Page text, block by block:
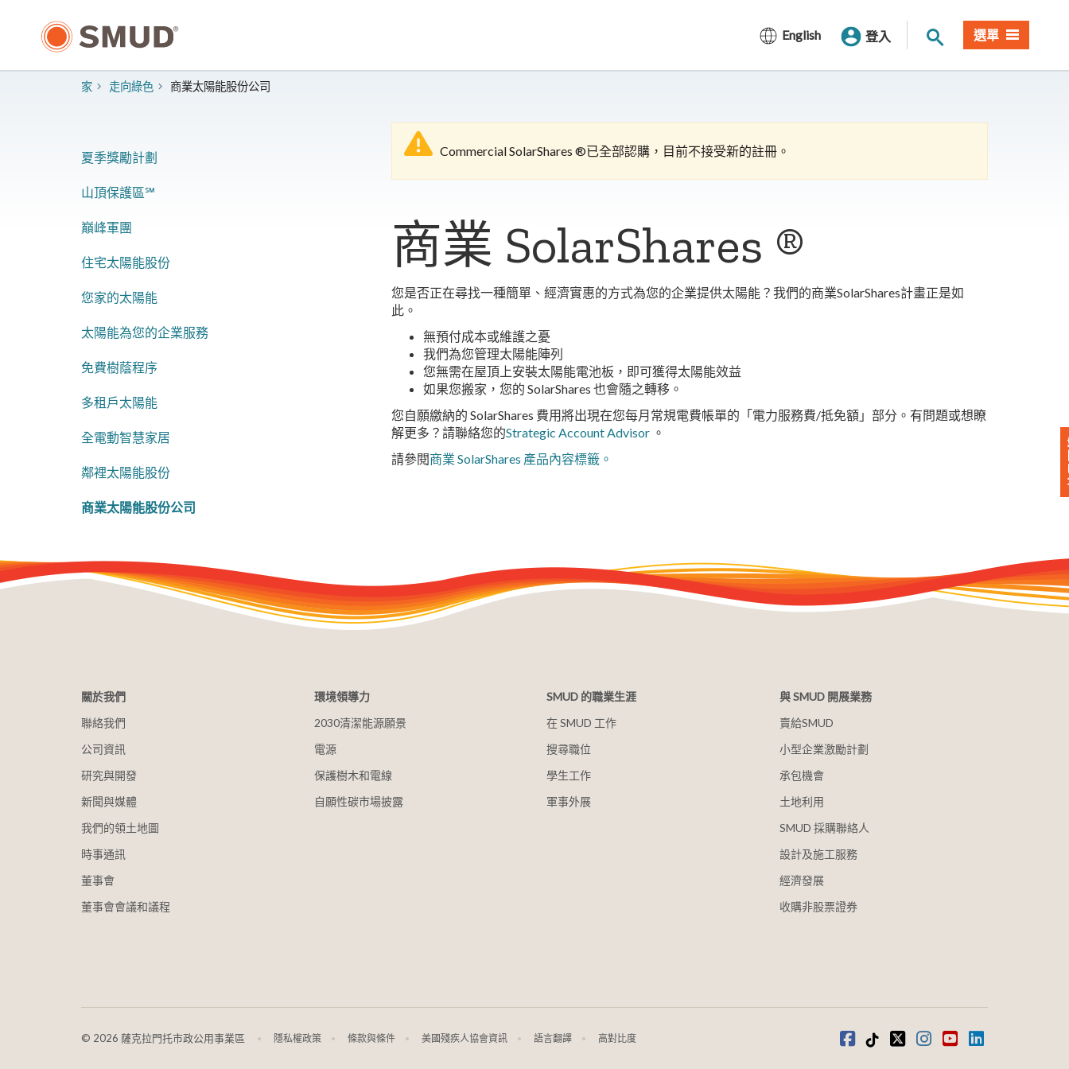
English 登入 站內搜尋選單
家 走向綠色 商業太陽能股份公司
Commercial SolarShares ®已全部認購，目前不接受新的註冊。
商業 SolarShares ®
您是否正在尋找一種簡單、經濟實惠的方式為您的企業提供太陽能？我們的商業SolarShares計畫正是如
此。
無預付成本或維護之憂
我們為您管理太陽能陣列
您無需在屋頂上安裝太陽能電池板，即可獲得太陽能效益
如果您搬家，您的 SolarShares 也會隨之轉移。
您自願繳納的 SolarShares 費用將出現在您每月常規電費帳單的「電力服務費/抵免額」部分。有問題或想瞭
解更多？請聯絡您的Strategic Account Advisor 。
請參閱商業 SolarShares 產品內容標籤。
夏季獎勵計劃
山頂保護區℠
巔峰軍團
住宅太陽能股份
您家的太陽能
太陽能為您的企業服務
免費樹蔭程序
多租戶太陽能
全電動智慧家居
鄰裡太陽能股份
商業太陽能股份公司
關於我們
聯絡我們
公司資訊
研究與開發
新聞與媒體
我們的領土地圖
時事通訊
董事會
董事會會議和議程
環境領導力
2030清潔能源願景
電源
保護樹木和電線
自願性碳市場披露
SMUD 的職業生涯
在 SMUD 工作
搜尋職位
學生工作
軍事外展
與 SMUD 開展業務
賣給SMUD
小型企業激勵計劃
承包機會
土地利用
SMUD 採購聯絡人
設計及施工服務
經濟發展
收購非股票證券
© 2026 薩克拉門托市政公用事業區 隱私權政策 條款與條件 美國殘疾人協會資訊 語言翻譯 高對比度 Facebook
蒂克托克
推特Instagram
youtube
領英